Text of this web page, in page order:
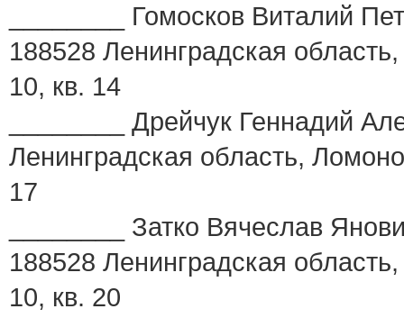
________ Гомосков Виталий
188528 Ленинградская
10, кв. 14
________ Дрейчук Геннадий
Ленинградская область,
17
________ Затко Вячеслав
188528 Ленинградская
10, кв. 20